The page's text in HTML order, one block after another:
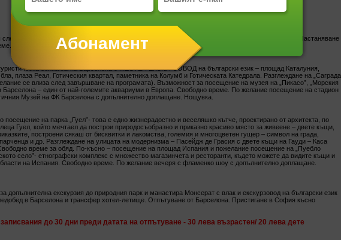
с директен полет. Пристигане в Барселона вечерта. Трансфер от летището до хотела. Настаняване
Нощувка.
обиколка на Барселона с МЕСТЕН ЕКСКУРЗОВОД на български език – площад Каталуния,
плаза Реал, Готическия квартал, паметника на Колумб и Готическата Катедрала. Разглеждане на „Саграда
се влиза след завършване на програмата). Възможност за посещение на музея на „Пикасо”, „Морския
– един от най-големите аквариуми в Европа. Свободно време. По желание посещение на стадион
Музей на ФК Барселона с допълнително доплащане. Нощувка.
посещение на парка „Гуел”- това е едно жизнерадостно и веселяшко кътче, проектирано от архитекта, по
Гуел, който мечтаел да построи природосъобразно и приказно красиво място за живеене – двете къщи,
построени сякаш от бисквитки и лакомства, големия и многоцветен гущер – символ на града,
и др. Разглеждане на улицата на модернизма – Пасейдж де Грасия с двете къщи на Гауди – Каса
време за обяд. По-късно – посещение на площад Испания и пожелание посещение на „Пуебло
село”- етнографски комплекс с множество магазинчета и ресторанти, където можете да видите къщи и
на Испания. Свободно време. По желание вечеря с фламенко шоу с допълнително доплащане.
допълнителна екскурзия до природния парк и манастира Монсерат с влак и екскурзовод на български език
в Барселона и трансфер хотел-летище. Отпътуване от Барселона. Пристигане в София късно
до 30 дни преди датата на отпътуване - 30 лева възрастен/ 20 лева дете